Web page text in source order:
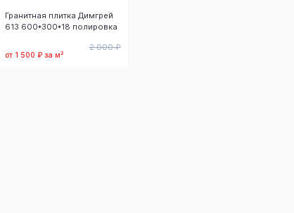
Гранитная плитка Димгрей
613 600*300*18 полировка
от 1 500 ₽ за м²
2 000 ₽